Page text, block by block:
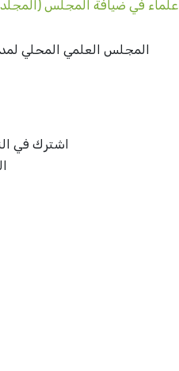
علماء في ضيافة المجلس (المجلد
المجلس العلمي المحلي
اشترك في